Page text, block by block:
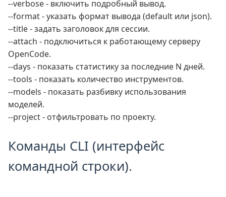
--verbose - включить подробный вывод.
--format - указать формат вывода (default или json).
--title - задать заголовок для сессии.
--attach - подключиться к работающему серверу
OpenCode.
--days - показать статистику за последние N дней.
--tools - показать количество инструментов.
--models - показать разбивку использования
моделей.
--project - отфильтровать по проекту.
Команды CLI (интерфейс
командной строки).